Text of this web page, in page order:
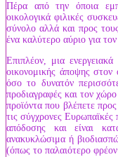
Πέρα από την όποια
οικολογικά φιλικές
σύνολο αλλά και προς
ένα καλύτερο αύριο για
Επιπλέον, μια
οικονομικής άποψης στον
όσο το δυνατόν
προδιαγραφές και τον
προϊόντα που βλέπετε
τις σύγχρονες Ευρωπαϊκές
απόδοσης και είναι
ανακυκλώσιμα ή
(όπως το παλαιότερο